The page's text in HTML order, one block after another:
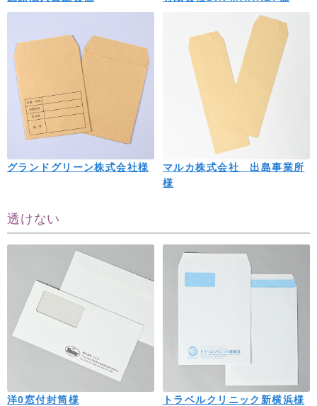
グランドグリーン株式会社様
マルカ株式会社 出島事業所
様
透けない
洋0窓付封筒様 トラベルクリニック新横浜様